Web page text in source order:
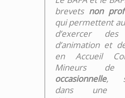
brevets non
qui permettent
d’exercer des
d’animation et
en Accueil
Mineurs
occasionnelle,
dans une